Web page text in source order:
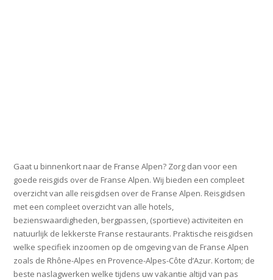
Gaat u binnenkort naar de Franse Alpen? Zorg dan voor een
goede reisgids over de Franse Alpen. Wij bieden een compleet
overzicht van alle reisgidsen over de Franse Alpen. Reisgidsen
met een compleet overzicht van alle hotels,
bezienswaardigheden, bergpassen, (sportieve) activiteiten en
natuurlijk de lekkerste Franse restaurants. Praktische reisgidsen
welke specifiek inzoomen op de omgeving van de Franse Alpen
zoals de Rhône-Alpes en Provence-Alpes-Côte d’Azur. Kortom; de
beste naslagwerken welke tijdens uw vakantie altijd van pas